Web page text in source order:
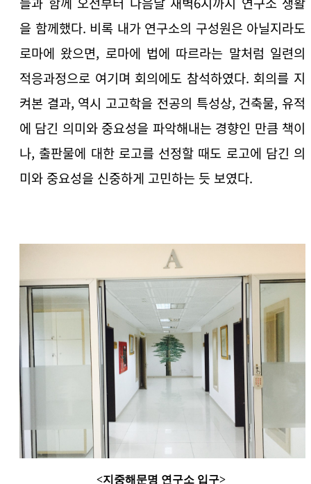
을 함께했다. 비록 내가 연구소의 구성원은 아닐지라도
로마에 왔으면, 로마에 법에 따르라는 말처럼 일련의
적응과정으로 여기며 회의에도 참석하였다. 회의를 지
켜본 결과, 역시 고고학을 전공의 특성상, 건축물, 유적
에 담긴 의미와 중요성을 파악해내는 경향인 만큼 책이
나, 출판물에 대한 로고를 선정할 때도 로고에 담긴 의
미와 중요성을 신중하게 고민하는 듯 보였다.
<지중해문명 연구소 입구>